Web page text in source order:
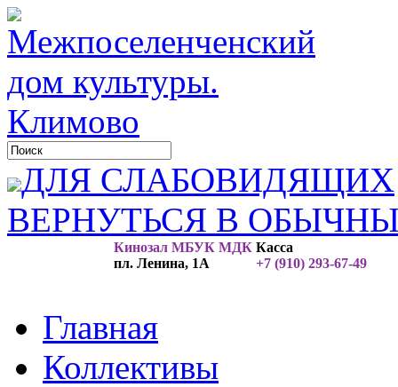
ДЛЯ СЛАБОВИДЯЩИХ
ВЕРНУТЬСЯ В
Кинозал МБУК МДК
пл. Ленина, 1А
Касса
+7 (910) 293-67-49
Главная
Коллективы